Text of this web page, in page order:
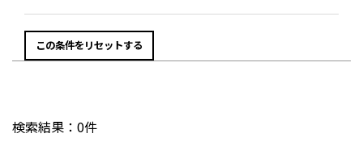
この条件をリセットする
検索結果：0件